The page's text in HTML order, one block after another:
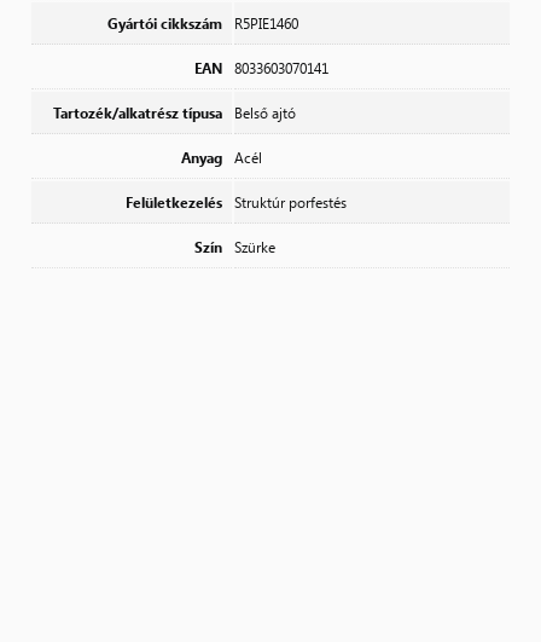
Gyártói cikkszám R5PIE1460
EAN 8033603070141
Tartozék/alkatrész típusa Belső ajtó
Anyag Acél
Felületkezelés Struktúr porfestés
Szín Szürke